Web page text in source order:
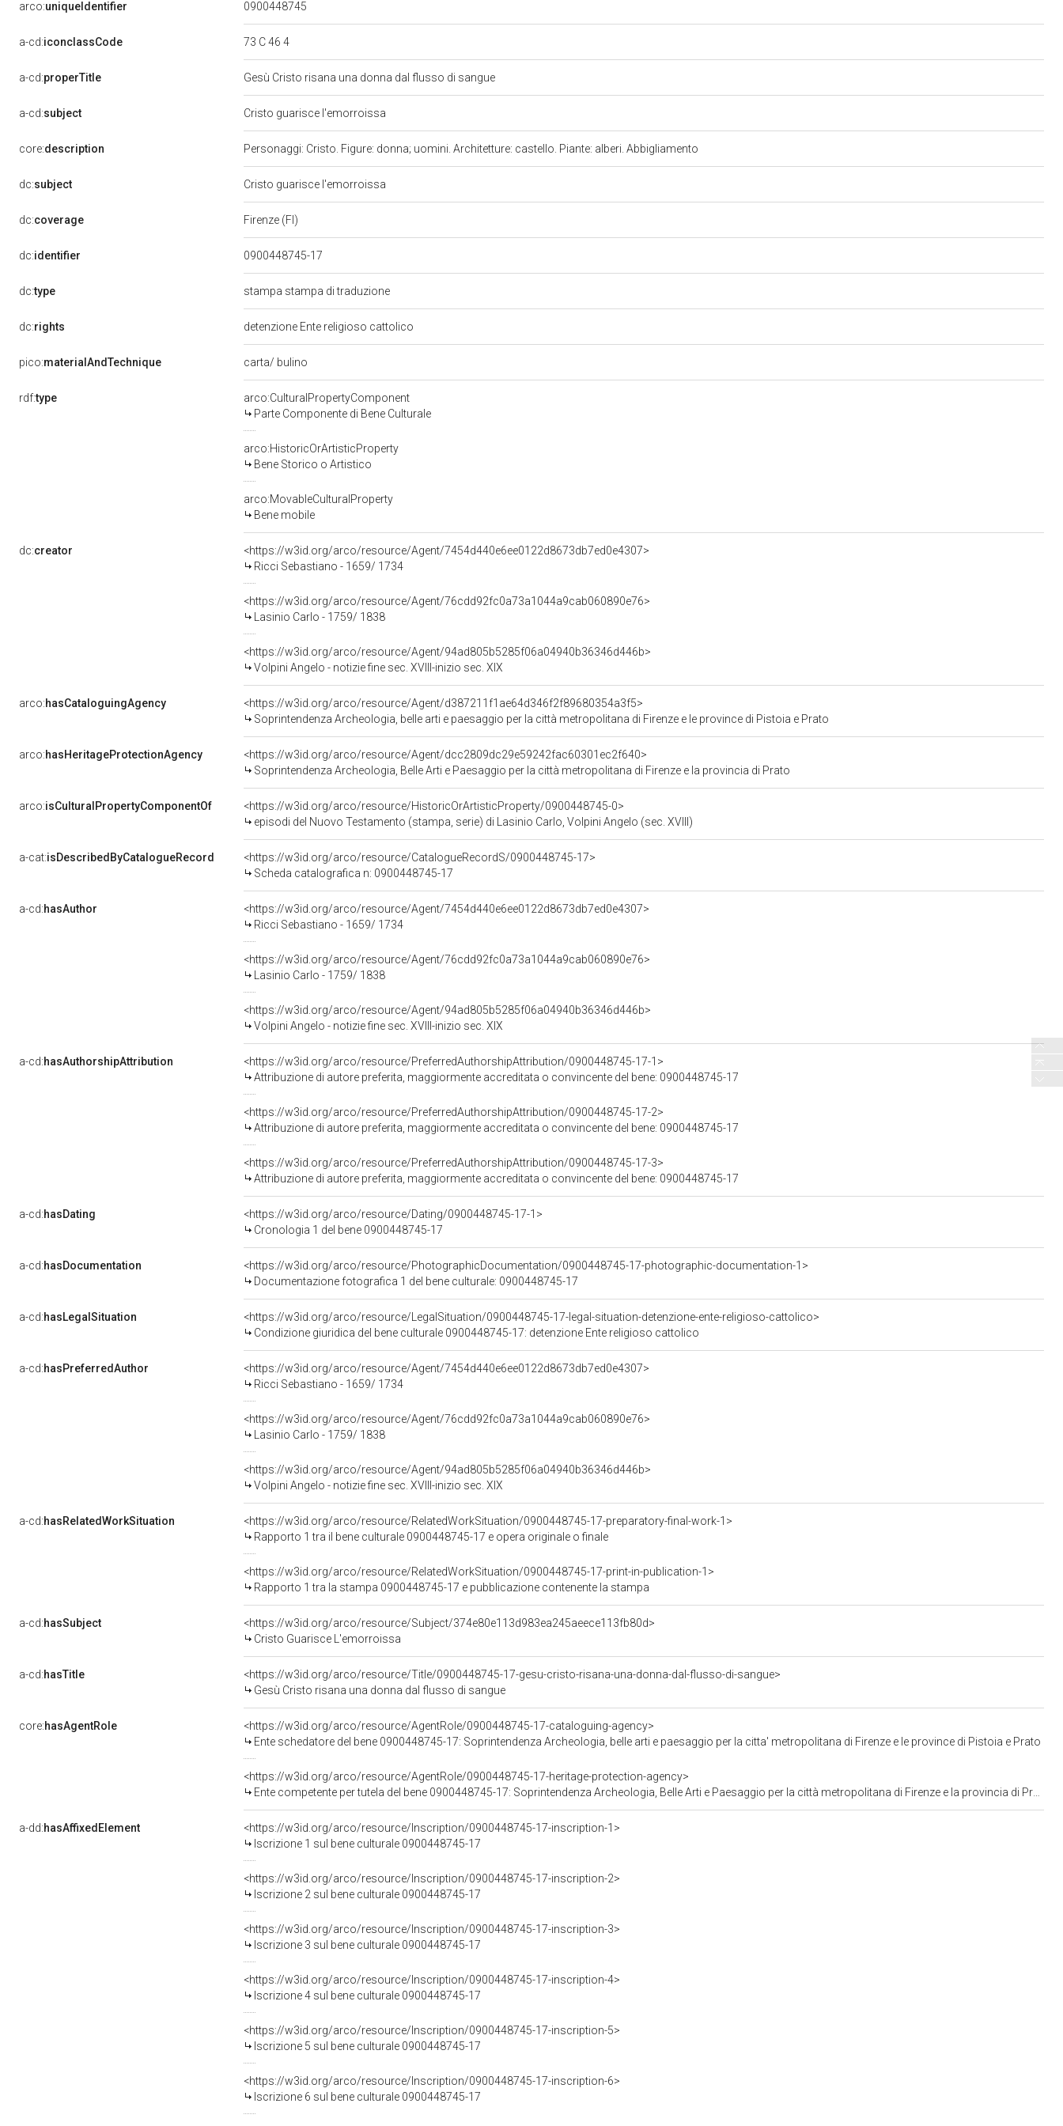
arco:uniqueIdentifier 0900448745
a-cd:iconclassCode 73 C 46 4
a-cd:properTitle Gesù Cristo risana una donna dal flusso di sangue
a-cd:subject Cristo guarisce l'emorroissa
core:description Personaggi: Cristo. Figure: donna; uomini. Architetture: castello. Piante: alberi. Abbigliamento
dc:subject Cristo guarisce l'emorroissa
dc:coverage Firenze (FI)
dc:identifier 0900448745-17
dc:type stampa stampa di traduzione
dc:rights detenzione Ente religioso cattolico
pico:materialAndTechnique carta/ bulino
rdf:type
arco:CulturalPropertyComponent
Parte Componente di Bene Culturale
arco:HistoricOrArtisticProperty
Bene Storico o Artistico
arco:MovableCulturalProperty
Bene mobile
dc:creator
<https://w3id.org/arco/resource/Agent/7454d440e6ee0122d8673db7ed0e4307>
Ricci Sebastiano - 1659/ 1734
<https://w3id.org/arco/resource/Agent/76cdd92fc0a73a1044a9cab060890e76>
Lasinio Carlo - 1759/ 1838
<https://w3id.org/arco/resource/Agent/94ad805b5285f06a04940b36346d446b>
Volpini Angelo - notizie fine sec. XVIII-inizio sec. XIX
arco:hasCataloguingAgency
<https://w3id.org/arco/resource/Agent/d387211f1ae64d346f2f89680354a3f5>
Soprintendenza Archeologia, belle arti e paesaggio per la città metropolitana di Firenze e le province di Pistoia e Prato
arco:hasHeritageProtectionAgency
<https://w3id.org/arco/resource/Agent/dcc2809dc29e59242fac60301ec2f640>
Soprintendenza Archeologia, Belle Arti e Paesaggio per la città metropolitana di Firenze e la provincia di Prato
arco:isCulturalPropertyComponentOf
<https://w3id.org/arco/resource/HistoricOrArtisticProperty/0900448745-0>
episodi del Nuovo Testamento (stampa, serie) di Lasinio Carlo, Volpini Angelo (sec. XVIII)
a-cat:isDescribedByCatalogueRecord
<https://w3id.org/arco/resource/CatalogueRecordS/0900448745-17>
Scheda catalografica n: 0900448745-17
a-cd:hasAuthor
<https://w3id.org/arco/resource/Agent/7454d440e6ee0122d8673db7ed0e4307>
Ricci Sebastiano - 1659/ 1734
<https://w3id.org/arco/resource/Agent/76cdd92fc0a73a1044a9cab060890e76>
Lasinio Carlo - 1759/ 1838
<https://w3id.org/arco/resource/Agent/94ad805b5285f06a04940b36346d446b>
Volpini Angelo - notizie fine sec. XVIII-inizio sec. XIX
a-cd:hasAuthorshipAttribution
<https://w3id.org/arco/resource/PreferredAuthorshipAttribution/0900448745-17-1>
Attribuzione di autore preferita, maggiormente accreditata o convincente del bene: 0900448745-17
<https://w3id.org/arco/resource/PreferredAuthorshipAttribution/0900448745-17-2>
Attribuzione di autore preferita, maggiormente accreditata o convincente del bene: 0900448745-17
<https://w3id.org/arco/resource/PreferredAuthorshipAttribution/0900448745-17-3>
Attribuzione di autore preferita, maggiormente accreditata o convincente del bene: 0900448745-17
a-cd:hasDating
<https://w3id.org/arco/resource/Dating/0900448745-17-1>
Cronologia 1 del bene 0900448745-17
a-cd:hasDocumentation
<https://w3id.org/arco/resource/PhotographicDocumentation/0900448745-17-photographic-documentation-1>
Documentazione fotografica 1 del bene culturale: 0900448745-17
a-cd:hasLegalSituation
<https://w3id.org/arco/resource/LegalSituation/0900448745-17-legal-situation-detenzione-ente-religioso-cattolico>
Condizione giuridica del bene culturale 0900448745-17: detenzione Ente religioso cattolico
a-cd:hasPreferredAuthor
<https://w3id.org/arco/resource/Agent/7454d440e6ee0122d8673db7ed0e4307>
Ricci Sebastiano - 1659/ 1734
<https://w3id.org/arco/resource/Agent/76cdd92fc0a73a1044a9cab060890e76>
Lasinio Carlo - 1759/ 1838
<https://w3id.org/arco/resource/Agent/94ad805b5285f06a04940b36346d446b>
Volpini Angelo - notizie fine sec. XVIII-inizio sec. XIX
a-cd:hasRelatedWorkSituation
<https://w3id.org/arco/resource/RelatedWorkSituation/0900448745-17-preparatory-final-work-1>
Rapporto 1 tra il bene culturale 0900448745-17 e opera originale o finale
<https://w3id.org/arco/resource/RelatedWorkSituation/0900448745-17-print-in-publication-1>
Rapporto 1 tra la stampa 0900448745-17 e pubblicazione contenente la stampa
a-cd:hasSubject
<https://w3id.org/arco/resource/Subject/374e80e113d983ea245aeece113fb80d>
Cristo Guarisce L'emorroissa
a-cd:hasTitle
<https://w3id.org/arco/resource/Title/0900448745-17-gesu-cristo-risana-una-donna-dal-flusso-di-sangue>
Gesù Cristo risana una donna dal flusso di sangue
core:hasAgentRole
<https://w3id.org/arco/resource/AgentRole/0900448745-17-cataloguing-agency>
Ente schedatore del bene 0900448745-17: Soprintendenza Archeologia, belle arti e paesaggio per la citta' metropolitana di Firenze e le province di Pistoia e Prato
<https://w3id.org/arco/resource/AgentRole/0900448745-17-heritage-protection-agency>
Ente competente per tutela del bene 0900448745-17: Soprintendenza Archeologia, Belle Arti e Paesaggio per la città metropolitana di Firenze e la provincia di Prato
a-dd:hasAffixedElement
<https://w3id.org/arco/resource/Inscription/0900448745-17-inscription-1>
Iscrizione 1 sul bene culturale 0900448745-17
<https://w3id.org/arco/resource/Inscription/0900448745-17-inscription-2>
Iscrizione 2 sul bene culturale 0900448745-17
<https://w3id.org/arco/resource/Inscription/0900448745-17-inscription-3>
Iscrizione 3 sul bene culturale 0900448745-17
<https://w3id.org/arco/resource/Inscription/0900448745-17-inscription-4>
Iscrizione 4 sul bene culturale 0900448745-17
<https://w3id.org/arco/resource/Inscription/0900448745-17-inscription-5>
Iscrizione 5 sul bene culturale 0900448745-17
<https://w3id.org/arco/resource/Inscription/0900448745-17-inscription-6>
Iscrizione 6 sul bene culturale 0900448745-17